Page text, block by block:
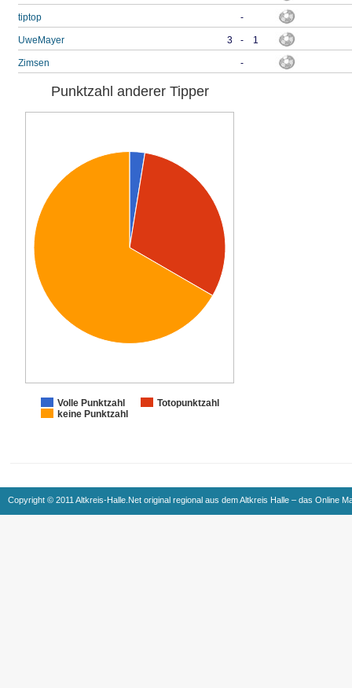
tiptop -
UweMayer 3 - 1
Zimsen -
Punktzahl anderer Tipper
Volle Punktzahl
Totopunktzahl
keine Punktzahl
Copyright © 2011 Altkreis-Halle.Net original regional aus dem Altkreis Halle – das Online